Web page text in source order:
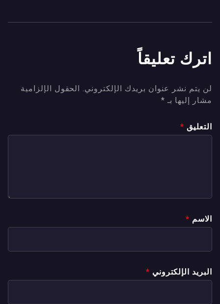
اترك تعليقاً
لن يتم نشر عنوان بريدك الإلكتروني.
الحقول الإلزامية
مشار إليها بـ*
التعليق*
الاسم*
البريد الإلكتروني*